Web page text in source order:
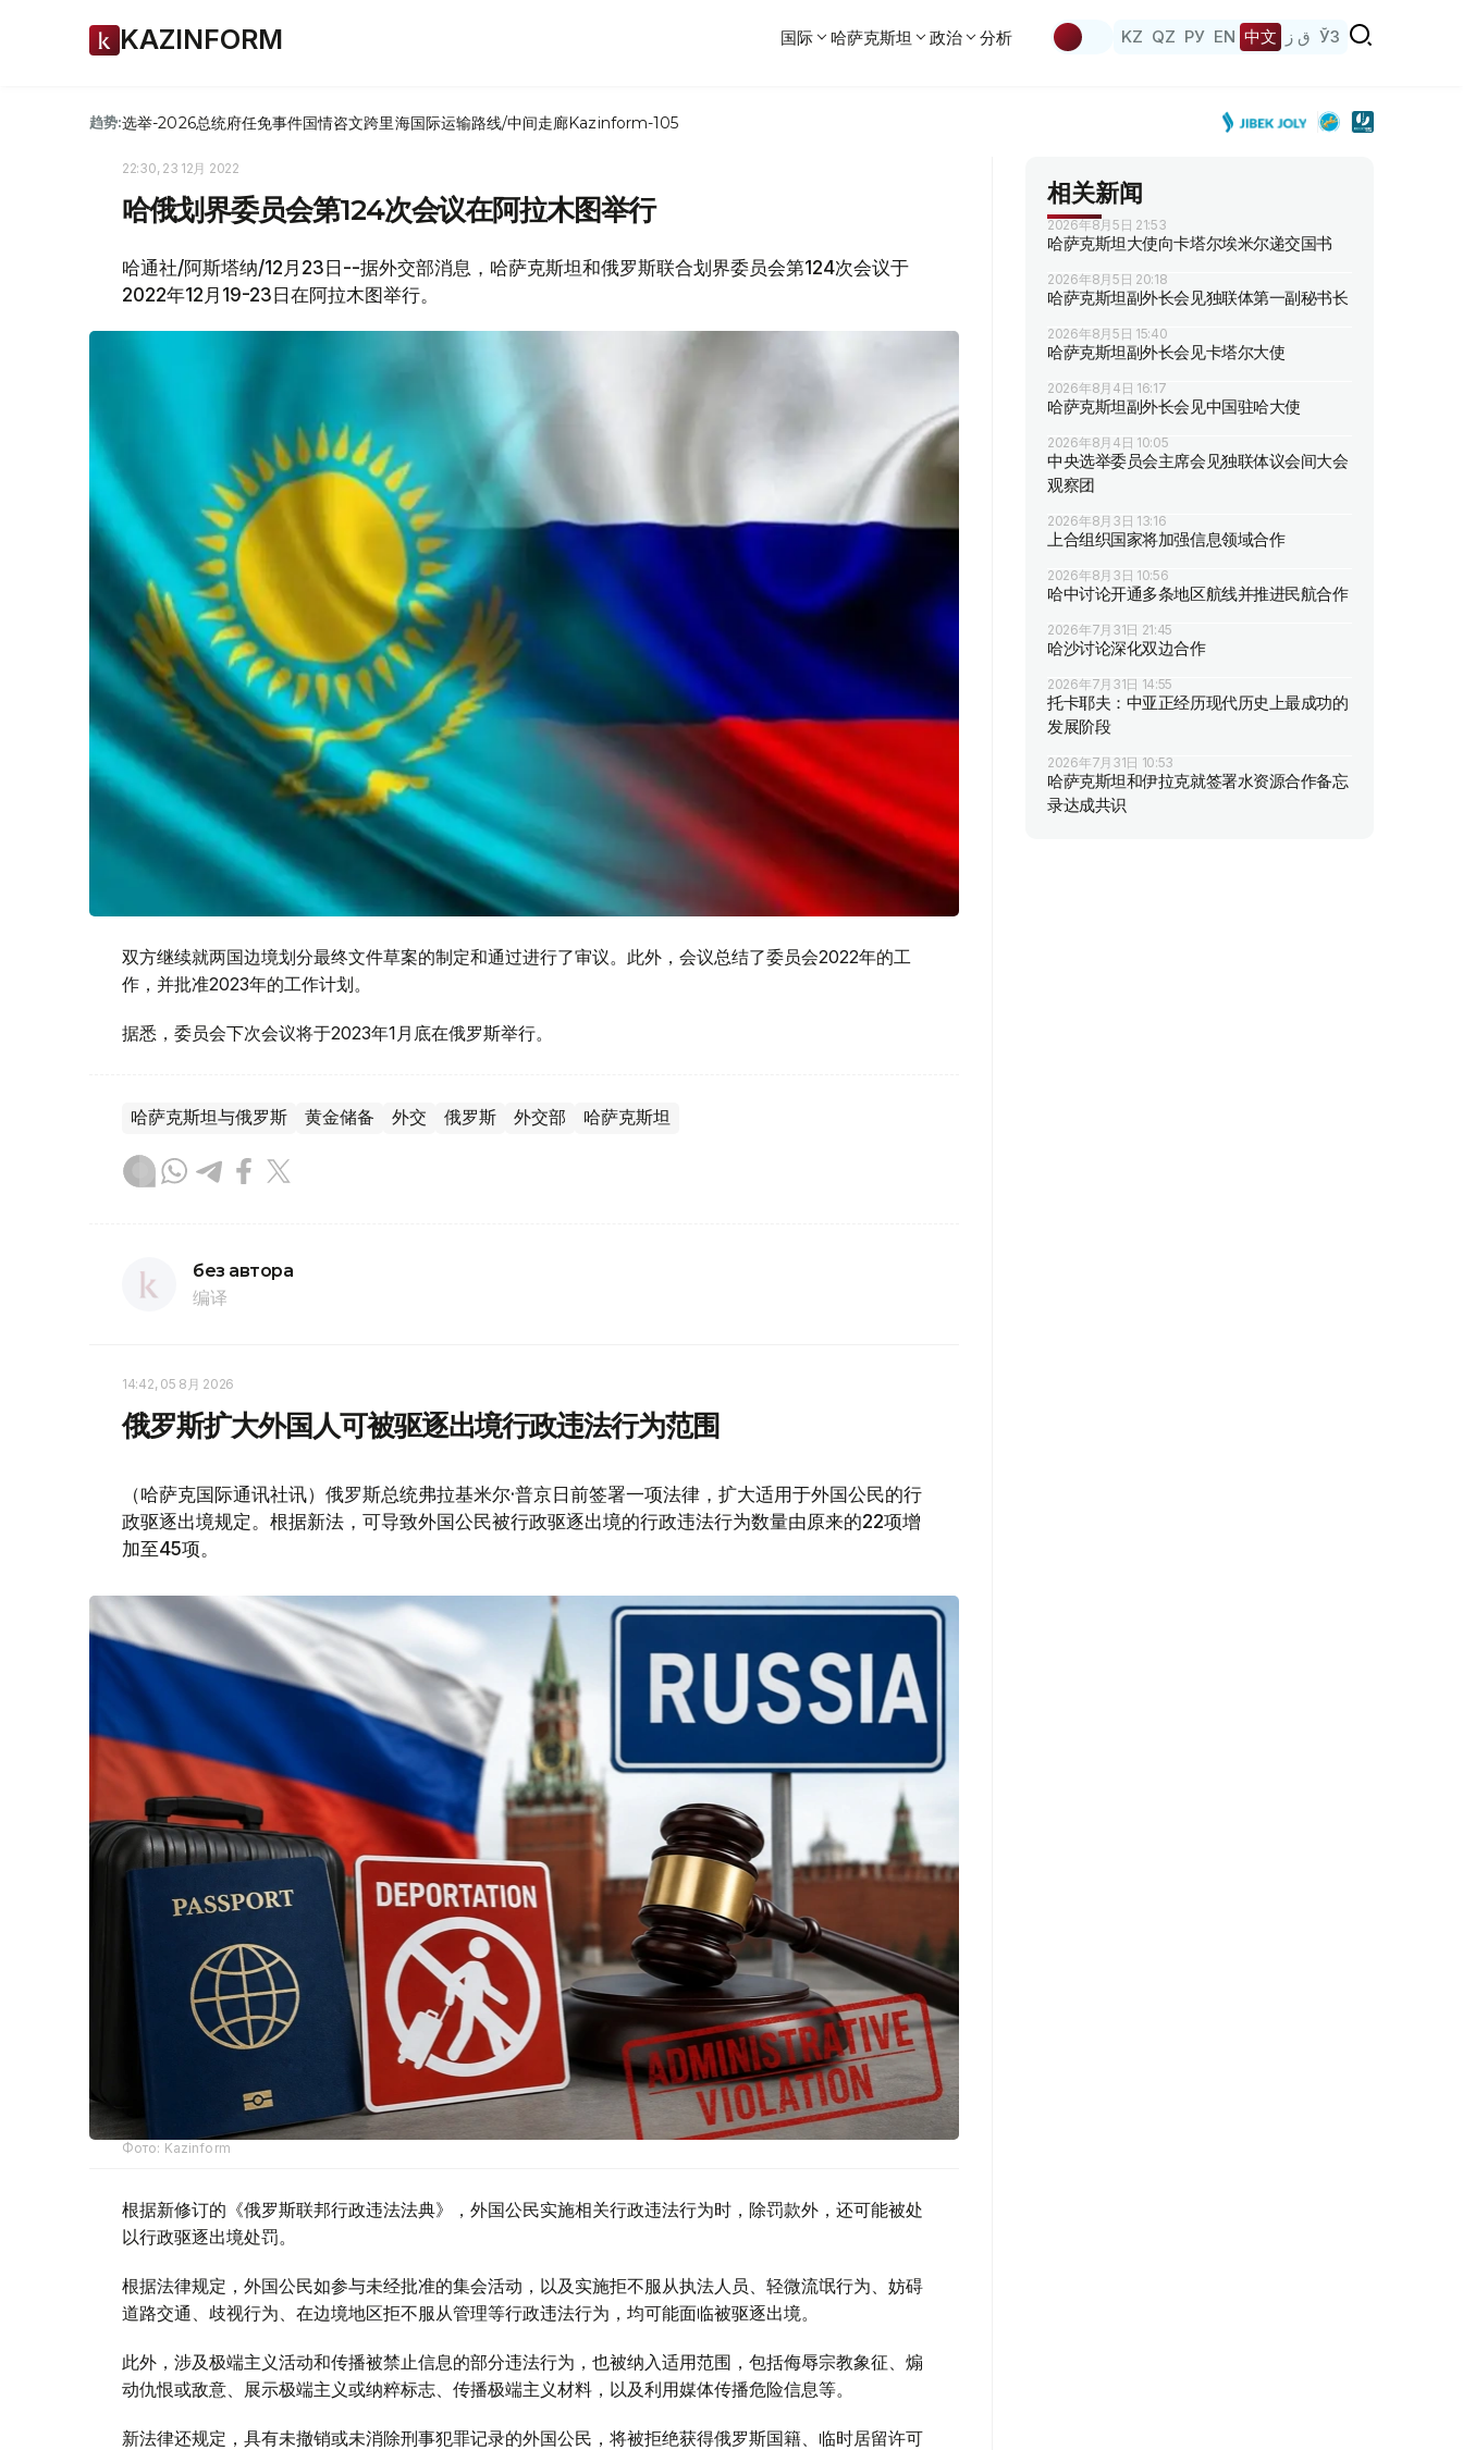
KAZINFORM 国际 哈萨克斯坦 政治 分析 KZ QZ РУ EN 中文 ق ز ЎЗ
趋势:选举-2026总统府任免事件国情咨文跨里海国际运输路线/中间走廊Kazinform-105
22:30, 23 12月 2022
哈俄划界委员会第124次会议在阿拉木图举行
哈通社/阿斯塔纳/12月23日--据外交部消息，哈萨克斯坦和俄罗斯联合划界委员会第124次会议于
2022年12月19-23日在阿拉木图举行。
双方继续就两国边境划分最终文件草案的制定和通过进行了审议。此外，会议总结了委员会2022年的工
作，并批准2023年的工作计划。
据悉，委员会下次会议将于2023年1月底在俄罗斯举行。
哈萨克斯坦与俄罗斯 黄金储备 外交 俄罗斯 外交部 哈萨克斯坦
без автора
编译
14:42, 05 8月 2026
俄罗斯扩大外国人可被驱逐出境行政违法行为范围
（哈萨克国际通讯社讯）俄罗斯总统弗拉基米尔·普京日前签署一项法律，扩大适用于外国公民的行
政驱逐出境规定。根据新法，可导致外国公民被行政驱逐出境的行政违法行为数量由原来的22项增
加至45项。
Фото: Kazinform
根据新修订的《俄罗斯联邦行政违法法典》，外国公民实施相关行政违法行为时，除罚款外，还可能被处
以行政驱逐出境处罚。
根据法律规定，外国公民如参与未经批准的集会活动，以及实施拒不服从执法人员、轻微流氓行为、妨碍
道路交通、歧视行为、在边境地区拒不服从管理等行政违法行为，均可能面临被驱逐出境。
此外，涉及极端主义活动和传播被禁止信息的部分违法行为，也被纳入适用范围，包括侮辱宗教象征、煽
动仇恨或敌意、展示极端主义或纳粹标志、传播极端主义材料，以及利用媒体传播危险信息等。
新法律还规定，具有未撤销或未消除刑事犯罪记录的外国公民，将被拒绝获得俄罗斯国籍、临时居留许可
相关新闻
2026年8月5日 21:53
哈萨克斯坦大使向卡塔尔埃米尔递交国书
2026年8月5日 20:18
哈萨克斯坦副外长会见独联体第一副秘书长
2026年8月5日 15:40
哈萨克斯坦副外长会见卡塔尔大使
2026年8月4日 16:17
哈萨克斯坦副外长会见中国驻哈大使
2026年8月4日 10:05
中央选举委员会主席会见独联体议会间大会
观察团
2026年8月3日 13:16
上合组织国家将加强信息领域合作
2026年8月3日 10:56
哈中讨论开通多条地区航线并推进民航合作
2026年7月31日 21:45
哈沙讨论深化双边合作
2026年7月31日 14:55
托卡耶夫：中亚正经历现代历史上最成功的
发展阶段
2026年7月31日 10:53
哈萨克斯坦和伊拉克就签署水资源合作备忘
录达成共识